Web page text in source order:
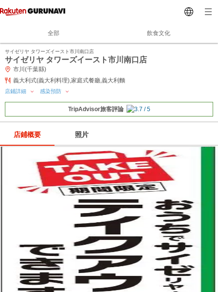
全部 飲食文化
サイゼリヤ タワーズイースト市川南口店
サイゼリヤ タワーズイースト市川南口店
市川(千葉縣)
義大利式(義大利料理),家庭式餐廳,義大利麵
店鋪詳細 感染預防
TripAdvisor旅客評論
店鋪概要 照片